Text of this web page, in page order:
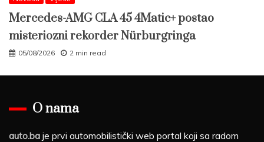
Mercedes-AMG CLA 45 4Matic+ postao
misteriozni rekorder Nürburgringa
05/08/2026 2 min read
O nama
auto.ba je prvi automobilistički web portal koji sa radom